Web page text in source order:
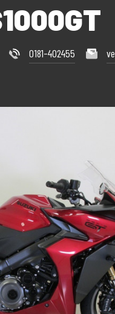
0181-402455